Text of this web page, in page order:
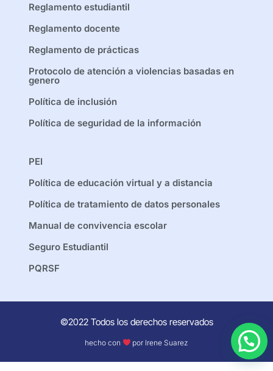
Reglamento estudiantil
Reglamento docente
Reglamento de prácticas
Protocolo de atención a violencias basadas en
genero
Política de inclusión
Política de seguridad de la información
PEI
Política de educación virtual y a distancia
Política de tratamiento de datos personales
Manual de convivencia escolar
Seguro Estudiantil
PQRSF
©2022 Todos los derechos reservados
hecho con por Irene Suarez